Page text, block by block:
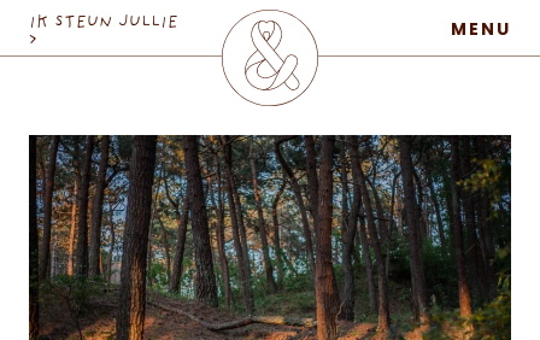
MaatschapWij
MENU
IK STEUN JULLIE
>